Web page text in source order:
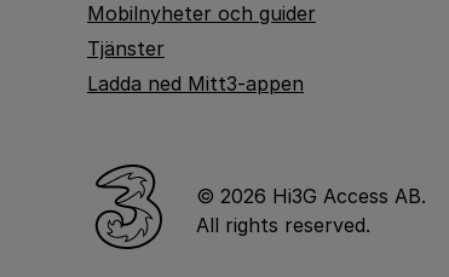
Mobilnyheter och guider
Tjänster
Ladda ned Mitt3-appen
© 2026 Hi3G Access AB.
All rights reserved.